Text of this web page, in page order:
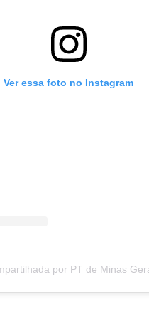
Ver essa foto no Instagram
por PT de Minas